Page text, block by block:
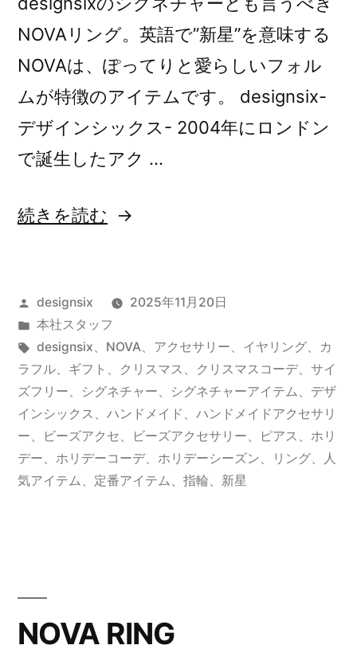
NOVAリング。英語で”新星”を意味する
NOVAは、ぽってりと愛らしいフォル
ムが特徴のアイテムです。 designsix-
デザインシックス- 2004年にロンドン
で誕生したアク …
“NOVA
続きを読む
投
稿
者:
designsix
2025年11月20日
カ
テ
ゴ
リ
ー:
本社スタッフ
タ
グ:
designsix、 NOVA、 アクセサリー、 イヤリング、
カ
ラフル、 ギフト 、 クリスマス 、 クリスマスコーデ、 サイ
ズフリー、 シグネチャー、 シグネチャーアイテム、 デザ
インシックス 、 ハンドメイド 、 ハンドメイドアクセサリ
ー、 ビーズアクセ、 ビーズアクセサリー、 ピアス 、 ホリ
デー、 ホリデーコーデ、 ホリデーシーズン、 リング、
人
気アイテム、 定番アイテム、 指輪、 新星
NOVA RING